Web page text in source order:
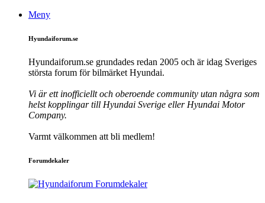
Meny
Hyundaiforum.se
Hyundaiforum.se grundades redan 2005 och är idag Sveriges
största forum för bilmärket Hyundai.
Vi är ett inofficiellt och oberoende community utan några som
helst kopplingar till Hyundai Sverige eller Hyundai Motor
Company.
Varmt välkommen att bli medlem!
Forumdekaler